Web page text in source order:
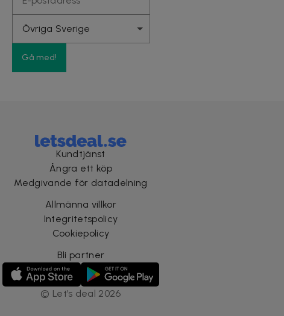
Gå med!
Kundtjänst
Ångra ett köp
Medgivande för datadelning
Allmänna villkor
Integritetspolicy
Cookiepolicy
Bli partner
© Let’s deal 2026